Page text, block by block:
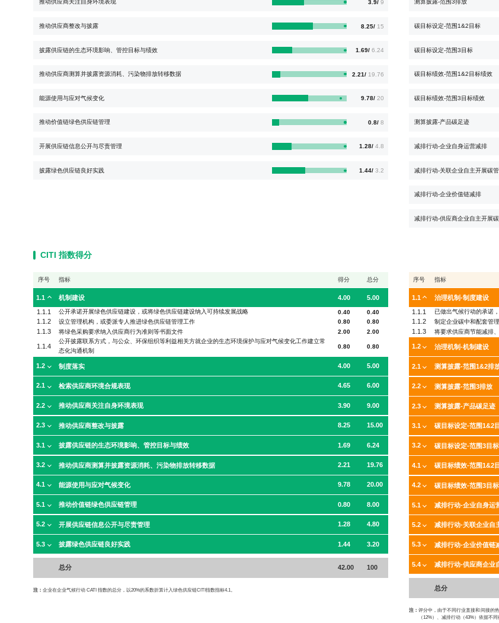
推动供应商关注自身环境表现 3.9/ 9
推动供应商整改与披露 8.25/ 15
披露供应链的生态环境影响、管控目标与绩效 1.69/ 6.24
推动供应商测算并披露资源消耗、污染物排放转移数据 2.21/ 19.76
能源使用与应对气候变化 9.78/ 20
推动价值链绿色供应链管理 0.8/ 8
开展供应链信息公开与尽责管理 1.28/ 4.8
披露绿色供应链良好实践 1.44/ 3.2
测算披露-范围3排放
碳目标设定-范围1&2目标
碳目标设定-范围3目标
碳目标绩效-范围1&2目标绩效
碳目标绩效-范围3目标绩效
测算披露-产品碳足迹
减排行动-企业自身运营减排
减排行动-关联企业自主开展碳
减排行动-企业价值链减排
减排行动-供应商企业自主开展
CITI 指数得分
序号 指标 得分 总分
1.1 机制建设 4.00
5.00
1.1.1
公开承诺开展绿色供应链建设，或将绿色供应链建设纳入可持续发展战略 0.40 0.40
1.1.2 设立管理机构，或委派专人推进绿色供应链管理工作 0.80 0.80
1.1.3 将绿色采购要求纳入供应商行为准则等书面文件 2.00 2.00
1.1.4
公开披露联系方式，与公众、环保组织等利益相关方就企业的生态环境保护与应对气候变化工作建立常
态化沟通机制
0.80 0.80
1.2 制度落实 4.00 5.00
2.1 检索供应商环境合规表现 4.65 6.00
2.2 推动供应商关注自身环境表现 3.90 9.00
2.3 推动供应商整改与披露 8.25 15.00
3.1 披露供应链的生态环境影响、管控目标与绩效 1.69 6.24
3.2 推动供应商测算并披露资源消耗、污染物排放转移数据 2.21 19.76
4.1 能源使用与应对气候变化 9.78 20.00
5.1 推动价值链绿色供应链管理 0.80 8.00
5.2 开展供应链信息公开与尽责管理 1.28 4.80
5.3 披露绿色供应链良好实践 1.44 3.20
总分 42.00 100
注： 企业在企业气候行动 CATI 指数的总分，以20%的系数折算计入绿色供应链CITI指数指标4.1。
序号 指标
1.1 治理机制-制度建设
1.1.1
已做出气候行动的承诺
1.1.2 制定企业碳中和配套管
1.1.3 将要求供应商节能减排
1.2 治理机制-机制建设
2.1 测算披露-范围1&2排
2.2 测算披露-范围3排放
2.3 测算披露-产品碳足迹
3.1 碳目标设定-范围1&2
3.2 碳目标设定-范围3目标
4.1 碳目标绩效-范围1&2
4.2 碳目标绩效-范围3目
5.1 减排行动-企业自身运
5.2 减排行动-关联企业自
5.3 减排行动-企业价值链
5.4 减排行动-供应商企业
总分
注： 评分中，由于不同行业直接和间接的
（12%）、减排行动（43%）依据不